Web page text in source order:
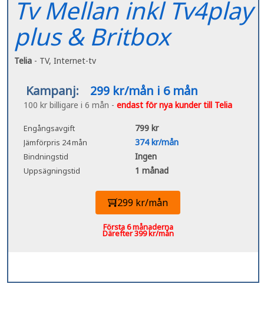
Tv Mellan inkl Tv4play
plus & Britbox
Telia - TV, Internet-tv
Kampanj: 299 kr/mån i 6 mån
100 kr billigare i 6 mån - endast för nya kunder till Telia
Engångsavgift 799 kr
Jämförpris 24 mån 374 kr/mån
Bindningstid Ingen
Uppsägningstid 1 månad
299 kr/mån
Första 6 månaderna
Därefter 399 kr/mån